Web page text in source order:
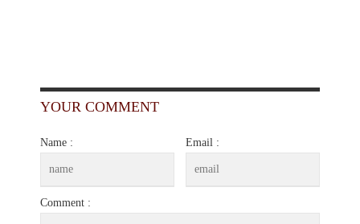
YOUR COMMENT
Name : Email :
Comment :